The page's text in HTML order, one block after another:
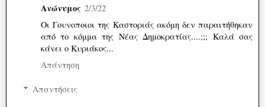
Ανώνυμος 2/3/22
Οι Γουνοποιοι της Καστοριάς ακόμη δεν παραιτήθηκαν
από το κόμμα της Νέας Δημοκρατίας....;;; Καλά σας
κάνει ο Κυριάκος...
Απάντηση
Απαντήσεις